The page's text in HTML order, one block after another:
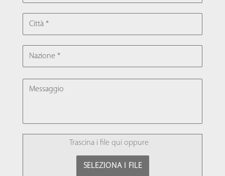
CITTÀ
NAZIONE
MESSAGGIO
FILE
Trascina i file qui oppure
SELEZIONA I FILE